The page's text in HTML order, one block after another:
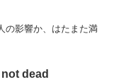
の影響か、はたまた満
dead